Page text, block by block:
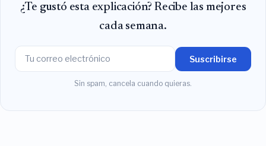
¿Te gustó esta explicación? Recibe las mejores
cada semana.
Suscribirse
Sin spam, cancela cuando quieras.